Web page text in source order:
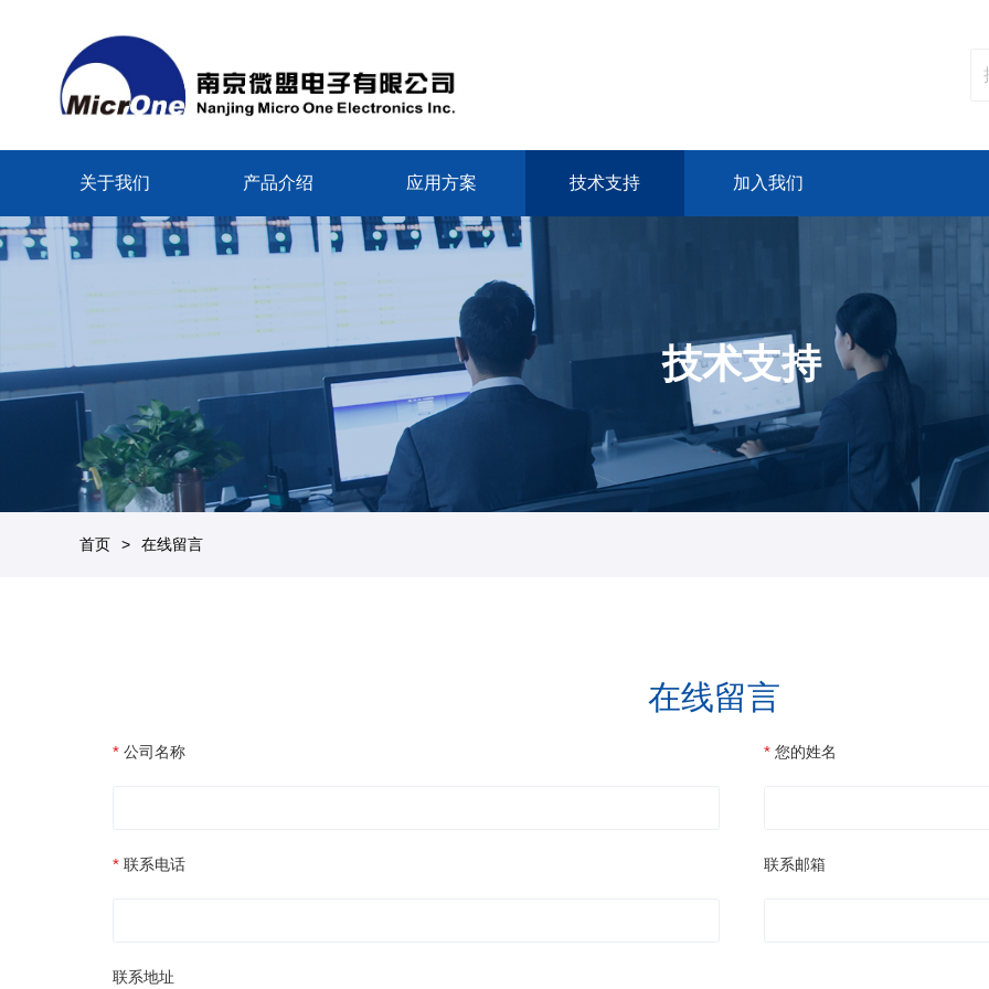
关于我们 产品介绍 应用方案 技术支持 加入我们
技术支持
首页 在线留言
在线留言
公司名称 您的姓名
联系电话 联系邮箱
联系地址